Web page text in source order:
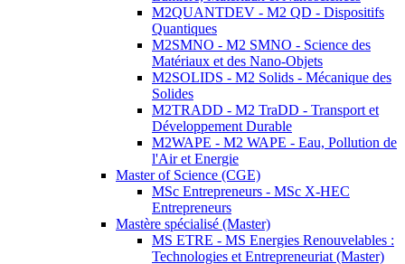
M2QUANTDEV - M2 QD - Dispositifs
Quantiques
M2SMNO - M2 SMNO - Science des
Matériaux et des Nano-Objets
M2SOLIDS - M2 Solids - Mécanique des
Solides
M2TRADD - M2 TraDD - Transport et
Développement Durable
M2WAPE - M2 WAPE - Eau, Pollution de
l'Air et Energie
Master of Science (CGE)
MSc Entrepreneurs - MSc X-HEC
Entrepreneurs
Mastère spécialisé (Master)
MS ETRE - MS Energies Renouvelables :
Technologies et Entrepreneuriat (Master)